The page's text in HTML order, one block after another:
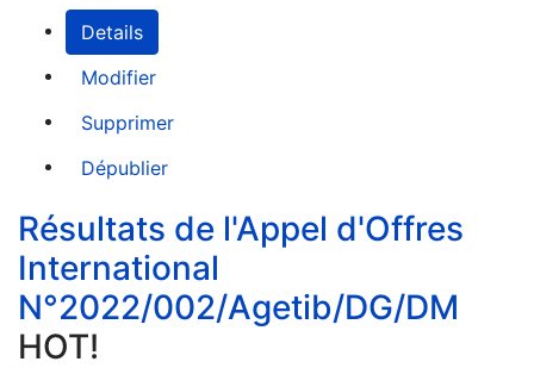
Details
Modifier
Supprimer
Dépublier
Résultats de l'Appel d'Offres
International
N°2022/002/Agetib/DG/DM
HOT!